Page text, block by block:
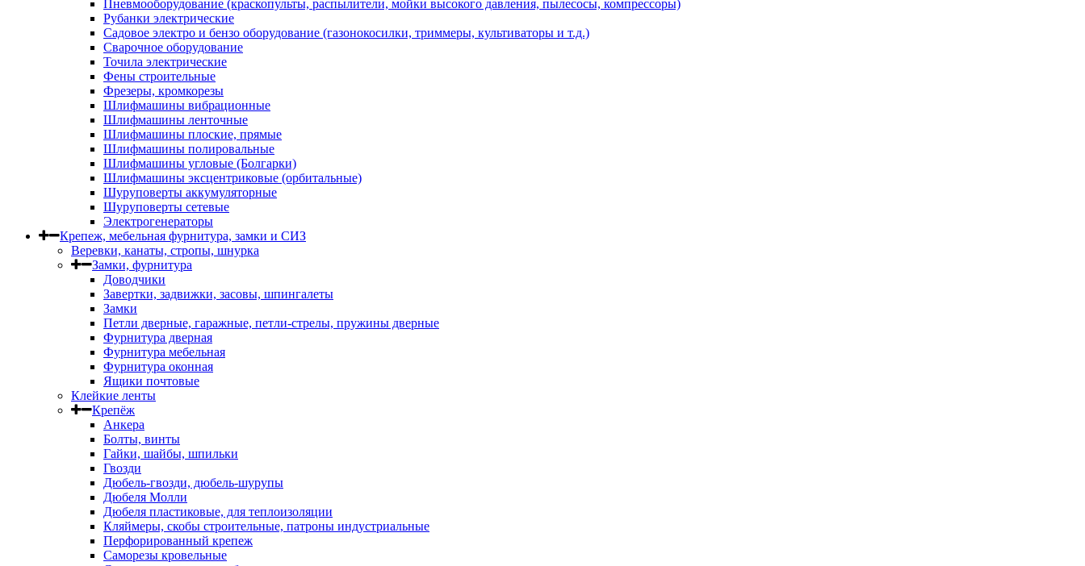
Пневмооборудование (краскопульты, распылители, мойки высокого давления, пылесосы, компрессоры)
Рубанки электрические
Садовое электро и бензо оборудование (газонокосилки, триммеры, культиваторы и т.д.)
Сварочное оборудование
Точила электрические
Фены строительные
Фрезеры, кромкорезы
Шлифмашины вибрационные
Шлифмашины ленточные
Шлифмашины плоские, прямые
Шлифмашины полировальные
Шлифмашины угловые (Болгарки)
Шлифмашины эксцентриковые (орбитальные)
Шуруповерты аккумуляторные
Шуруповерты сетевые
Электрогенераторы
Крепеж, мебельная фурнитура, замки и СИЗ
Веревки, канаты, стропы, шнурка
Замки, фурнитура
Доводчики
Завертки, задвижки, засовы, шпингалеты
Замки
Петли дверные, гаражные, петли-стрелы, пружины дверные
Фурнитура дверная
Фурнитура мебельная
Фурнитура оконная
Ящики почтовые
Клейкие ленты
Крепёж
Анкера
Болты, винты
Гайки, шайбы, шпильки
Гвозди
Дюбель-гвозди, дюбель-шурупы
Дюбеля Молли
Дюбеля пластиковые, для теплоизоляции
Кляймеры, скобы строительные, патроны индустриальные
Перфорированный крепеж
Саморезы кровельные